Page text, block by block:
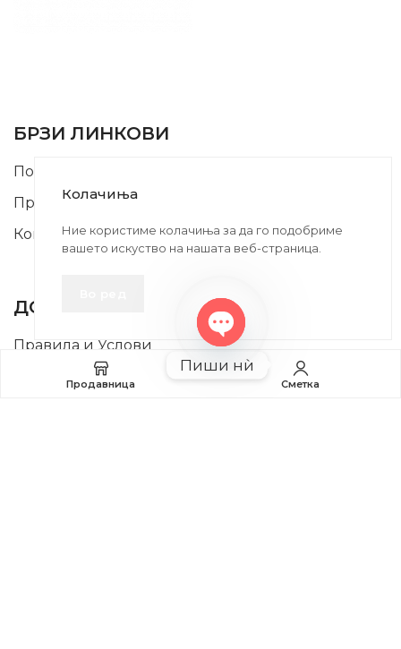
БРЗИ ЛИНКОВИ
Почетна
Производи
Контакт
ДОБРО Е ДА ЗНАЕТЕ
Правила и Услови
Плаќање и Поврат на Средства
Продавница Сметка
Колачиња
Ние користиме колачиња за да го подобриме
вашето искуство на нашата веб-страница.
Пиши нѝ
chaty